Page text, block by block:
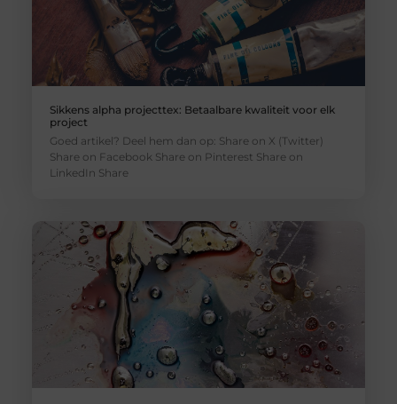
Sikkens alpha projecttex: Betaalbare kwaliteit voor elk
project
Goed artikel? Deel hem dan op: Share on X (Twitter)
Share on Facebook Share on Pinterest Share on
LinkedIn Share